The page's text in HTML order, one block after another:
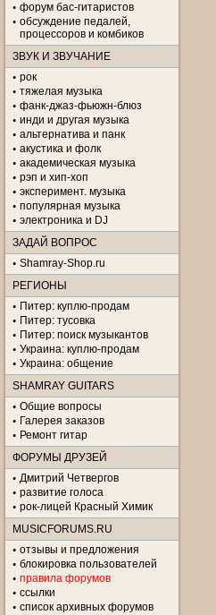
форум бас-гитаристов
обсуждение педалей,
процессоров и комбиков
ЗВУК И ЗВУЧАНИЕ
рок
тяжелая музыка
фанк-джаз-фьюжн-блюз
инди и другая музыка
альтернатива и панк
акустика и фолк
академическая музыка
рэп и хип-хоп
эксперимент. музыка
популярная музыка
электроника и DJ
ЗАДАЙ ВОПРОС
Shamray-Shop.ru
РЕГИОНЫ
Питер: куплю-продам
Питер: тусовка
Питер: поиск музыкантов
Украина: куплю-продам
Украина: общение
SHAMRAY GUITARS
Общие вопросы
Галерея заказов
Ремонт гитар
ФОРУМЫ ДРУЗЕЙ
Дмитрий Четвергов
развитие голоса
рок-лицей Красный Химик
MUSICFORUMS.RU
отзывы и предложения
блокировка пользователей
правила форумов
ссылки
список архивных форумов